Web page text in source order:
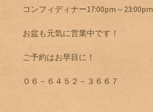
コンフィディナー17:00pm～23:00pm
お盆も元気に営業中です！
ご予約はお早目に！
０６－６４５２－３６６７